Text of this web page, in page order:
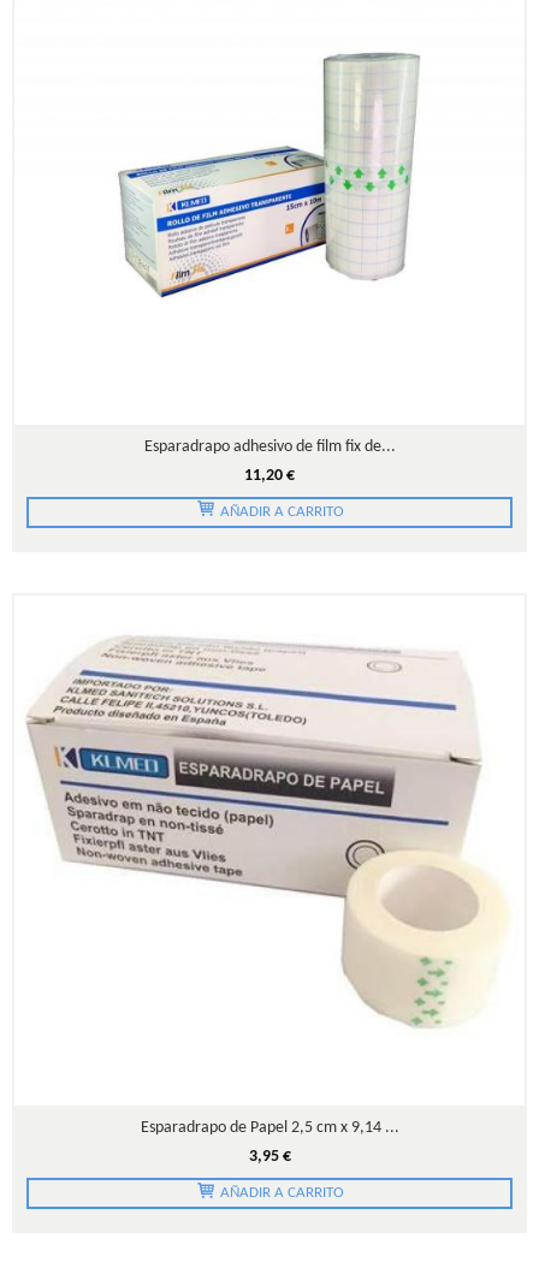
Esparadrapo adhesivo de film fix de...
11,20 €
AÑADIR A CARRITO
Esparadrapo de Papel 2,5 cm x 9,14 ...
3,95 €
AÑADIR A CARRITO